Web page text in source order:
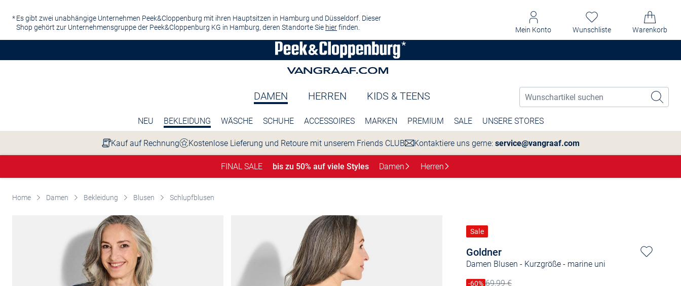
Es gibt zwei unabhängige Unternehmen Peek&Cloppenburg mit ihren Hauptsitzen in Hamburg und Düsseldorf. Dieser
Shop gehört zur Unternehmensgruppe der Peek&Cloppenburg KG in Hamburg, deren Standorte Sie hierfinden. Mein Konto Wunschliste Warenkorb
DAMEN HERREN KIDS & TEENS
NEU BEKLEIDUNG WÄSCHE SCHUHE ACCESSOIRES MARKEN PREMIUM SALE UNSERE STORES
Kauf auf Rechnung Kostenlose Lieferung und Retoure mit unserem Friends CLUB Kontaktiere uns gerne: service@vangraaf.com
FINAL SALE bis zu 50% auf viele Styles Damen Herren
Home Damen Bekleidung Blusen Schlupfblusen
Goldner
Damen Blusen - Kurzgröße- marine uni
Sale
Preis reduziert um
-60% 69,99 €